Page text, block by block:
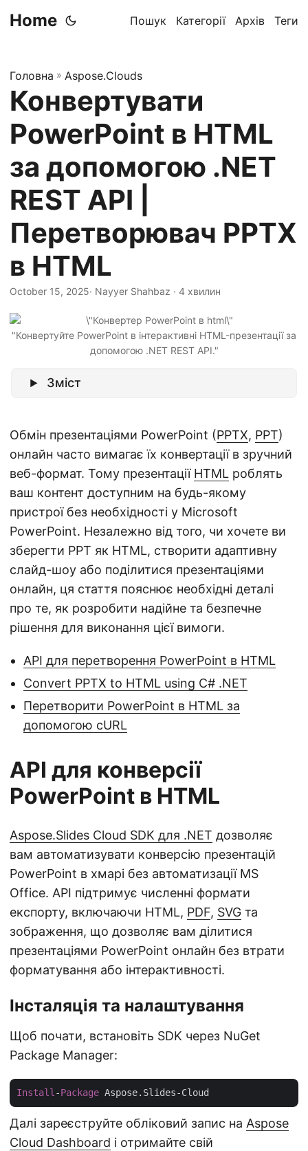
Home Пошук Категорії Архів Теги
Головна » Aspose.Clouds
Конвертувати
PowerPoint в HTML
за допомогою .NET
REST API |
Перетворювач PPTX
в HTML
October 15, 2025· Nayyer Shahbaz · 4 хвилин
"Конвертуйте PowerPoint в інтерактивні HTML-презентації за
допомогою .NET REST API."
Зміст
Обмін презентаціями PowerPoint (PPTX, PPT)
онлайн часто вимагає їх конвертації в зручний
веб-формат. Тому презентації HTML роблять
ваш контент доступним на будь-якому
пристрої без необхідності у Microsoft
PowerPoint. Незалежно від того, чи хочете ви
зберегти PPT як HTML, створити адаптивну
слайд-шоу або поділитися презентаціями
онлайн, ця стаття пояснює необхідні деталі
про те, як розробити надійне та безпечне
рішення для виконання цієї вимоги.
API для перетворення PowerPoint в HTML
Convert PPTX to HTML using C# .NET
Перетворити PowerPoint в HTML за
допомогою cURL
API для конверсії
PowerPoint в HTML
Aspose.Slides Cloud SDK для .NET дозволяє
вам автоматизувати конверсію презентацій
PowerPoint в хмарі без автоматизації MS
Office. API підтримує численні формати
експорту, включаючи HTML, PDF, SVG та
зображення, що дозволяє вам ділитися
презентаціями PowerPoint онлайн без втрати
форматування або інтерактивності.
Інсталяція та налаштування
Щоб почати, встановіть SDK через NuGet
Package Manager:
Install-Package
Далі зареєструйте обліковий запис на Aspose
Cloud Dashboard і отримайте свій